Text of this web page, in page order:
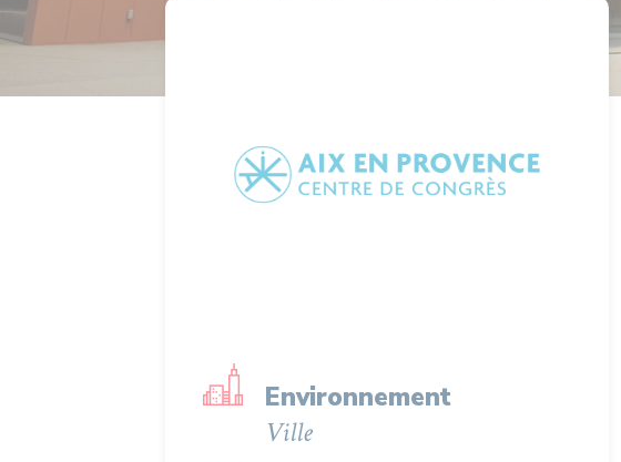
Environnement
Ville